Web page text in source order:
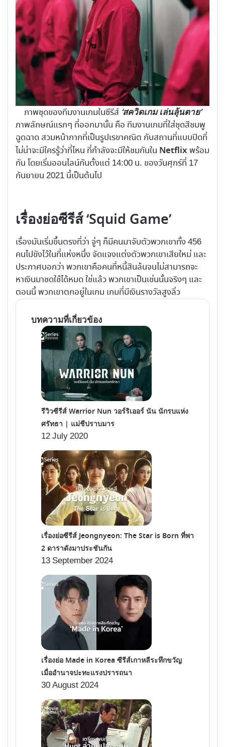
ภาพชุดของทีมงานเกมในซีรีส์ ‘สควิดเกม เล่นลุ้นตาย’
ภาพลักษณ์แรกๆ ที่ออกมานั้น คือ ทีมงานเกมที่ใส่ชุดสีชมพู
ฉูดฉาด สวมหน้ากากที่เป็นรูปเรขาคณิต กับสถานที่แบบปิดที่
ไม่น่าจะมีใครรู้ว่าที่ไหน ที่กำลังจะมีให้ชมกันใน Netflix พร้อม
กัน โดยเริ่มออนไลน์กันตั้งแต่ 14:00 น. ของวันศุกร์ที่ 17
กันยายน 2021 นี้เป็นต้นไป
เรื่องย่อซีรีส์ ‘Squid Game’
เรื่องมันเริ่มขึ้นตรงที่ว่า จู่ๆ ก็มีคนมาจับตัวพวกเขาทั้ง 456
คนไปขังไว้ในที่แห่งหนึ่ง จัดแจงแต่งตัวพวกเขาเสียใหม่ และ
ประกาศบอกว่า พวกเขาคือคนที่หนี้สินล้นจนไม่สามารถจะ
หาเงินมาชดใช้ได้หมด ใช่แล้ว พวกเขาเป็นเช่นนั้นจริงๆ และ
ตอนนี้ พวกเขาตกอยู่ในเกม เกมที่มีเงินรางวัลสูงลิ่ว
บทความที่เกี่ยวข้อง
รีวิวซีรีส์ Warrior Nun วอร์ริเออร์ นัน นักรบแห่ง
ศรัทธา | แม่ชีปราบมาร
12 July 2020
เรื่องย่อซีรีส์ Jeongnyeon: The Star is Born ที่พา
2 ดาราดังมาประชันกัน
13 September 2024
เรื่องย่อ Made in Korea ซีรีส์เกาหลีระทึกขวัญ
เมื่ออำนาจปะทะแรงปรารถนา
30 August 2024